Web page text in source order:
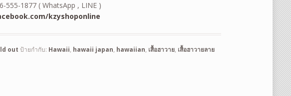
555-1877 ( WhatsApp , LINE )
kzyshoponline
out ป้ายกำกับ: Hawaii, hawaii japan, hawaiian, เสื้อฮาวาย, เสื้อฮาวายลาย